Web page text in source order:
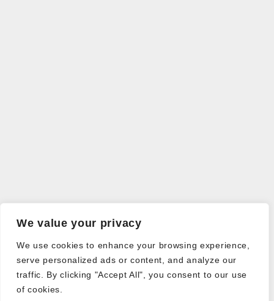
We value your privacy
We use cookies to enhance your browsing experience,
serve personalized ads or content, and analyze our
traffic. By clicking "Accept All", you consent to our use
of cookies.